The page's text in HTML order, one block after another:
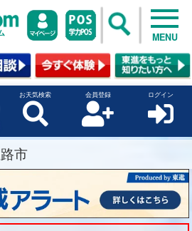
MENU
お天気検索 会員登録 ログイン
市